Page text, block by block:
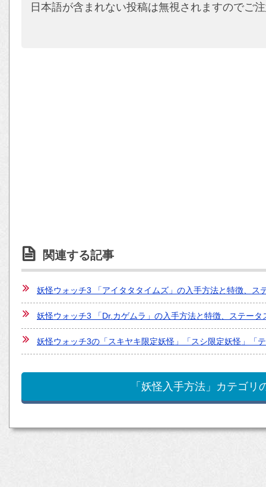
日本語が含まれない投稿は無視されますのでご
関連する記事
妖怪ウォッチ3 「アイタタタイムズ」の入手方法と特徴、ス
妖怪ウォッチ3 「Dr.カゲムラ」の入手方法と特徴、ステータ
妖怪ウォッチ3の「スキヤキ限定妖怪」「スシ限定妖怪」「
「妖怪入手方法」カテゴリ